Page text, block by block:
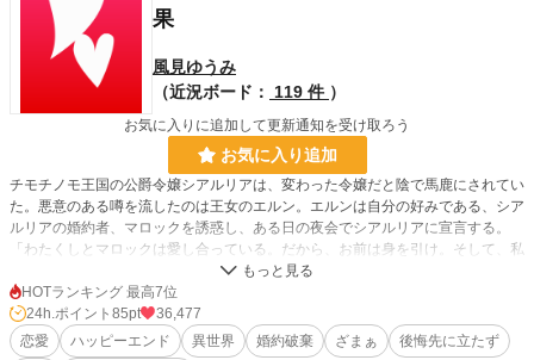
果
風見ゆうみ
（近況ボード：
119 件 ）
お気に入りに追加して更新通知を受け取ろう
お気に入り追加
チモチノモ王国の公爵令嬢シアルリアは、変わった令嬢だと陰で馬鹿にされてい
た。悪意のある噂を流したのは王女のエルン。エルンは自分の好みである、シア
ルリアの婚約者、マロックを誘惑し、ある日の夜会でシアルリアに宣言する。
「わたくしとマロックは愛し合っている。だから、お前は身を引け。そして、私
の代わりにネノナカル王国の国王陛下の元に嫁ぐのだ」
国王は王女を止めるどころか、縁談の変更を決行し、ネノナカル王国側も喜んで
シアルリアを受け入れると連絡が来る。嫁いだシアルリアを待っていたのは、体
は大人だが精神は５歳児らしき国王と優しい家臣たちや穏やかな国民たち。楽し
く暮らし始めたシアルリアとは反対に、チモチノモ王国は王家へのクーデターの
HOTランキング 最高7位
24h.ポイント 85pt
36,477
恋愛
ハッピーエンド 異世界 婚約破棄 ざまぁ
後悔先に立たず